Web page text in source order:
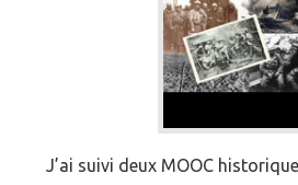
J’ai suivi deux MOOC